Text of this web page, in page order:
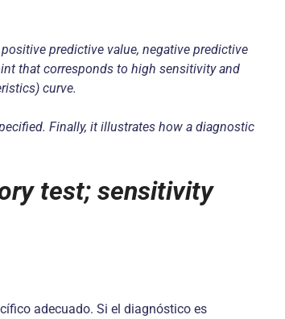
predictive value, negative predictive
that corresponds to high sensitivity and
curve.
Finally, it illustrates how a diagnostic
test; sensitivity
adecuado. Si el diagnóstico es